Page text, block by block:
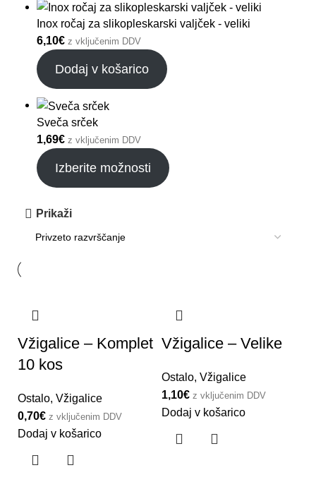
Inox ročaj za slikopleskarski valjček - veliki
6,10€ z vključenim DDV
Dodaj v košarico
Sveča srček
1,69€ z vključenim DDV
Izberite možnosti
Prikaži
Vžigalice – Komplet
10 kos
Ostalo, Vžigalice
0,70€ z vključenim DDV
Dodaj v košarico
Vžigalice – Velike
Ostalo, Vžigalice
1,10€ z vključenim DDV
Dodaj v košarico